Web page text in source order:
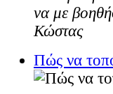
να με
Κώστας
Πώς να